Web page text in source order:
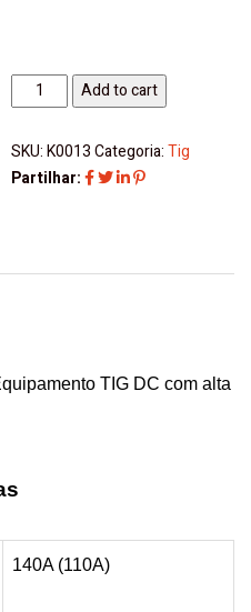
Icontig
1880
HF
Solter
Add to cart
SKU:K0013 Categoria: Tig
Partilhar:
TIG DC com alta
140A (110A)